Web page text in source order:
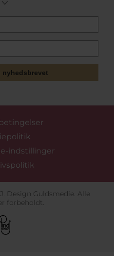
nyhedsbrevet
indstillinger
Design Guldsmedie. Alle
forbeholdt.